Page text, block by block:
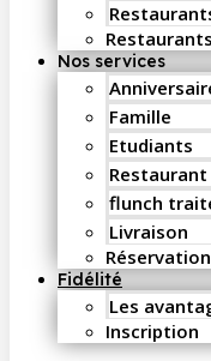
Nos services
Famille
Etudiants
flunch
Livraison
Fidélité
Les
Inscription